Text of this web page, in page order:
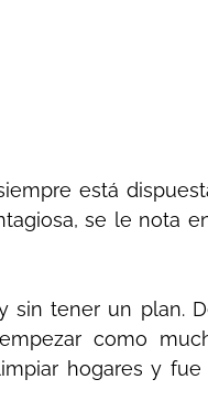
está
se le nota
sin tener un plan.
como
hogares y fue